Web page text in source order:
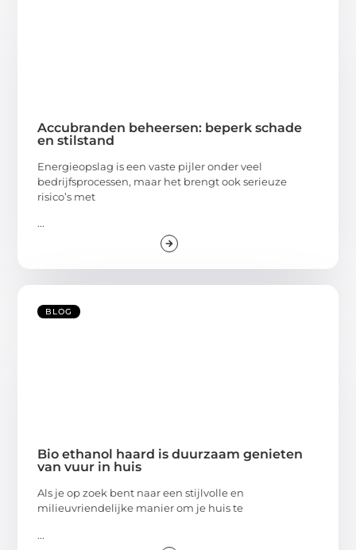
Accubranden beheersen: beperk schade
en stilstand
Energieopslag is een vaste pijler onder veel
bedrijfsprocessen, maar het brengt ook serieuze
risico’s met
...
BLOG
Bio ethanol haard is duurzaam genieten
van vuur in huis
Als je op zoek bent naar een stijlvolle en
milieuvriendelijke manier om je huis te
...